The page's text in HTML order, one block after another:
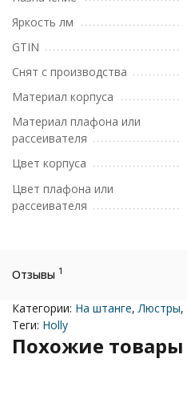
Яркость лм
GTIN
Снят с производства
Материал корпуса
Материал плафона или
рассеивателя
Цвет корпуса
Цвет плафона или
рассеивателя
Отзывы 1
Категории: На штанге, Люстры,
Теги: Holly
Похожие товары